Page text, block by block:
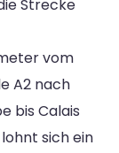
Strecke
vom
A2 nach
bis Calais
sich ein